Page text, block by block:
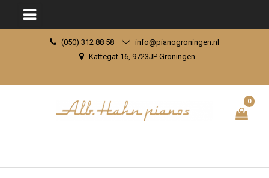
(050) 312 88 58
info@pianogroningen.nl
Kattegat 16, 9723JP Groningen
0